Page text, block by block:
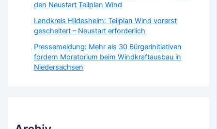
den Neustart Teilplan Wind
Landkreis Hildesheim: Teilplan Wind vorerst
gescheitert – Neustart erforderlich
Pressemeldung: Mehr als 30 Bürgerinitiativen
fordern Moratorium beim Windkraftausbau in
Niedersachsen